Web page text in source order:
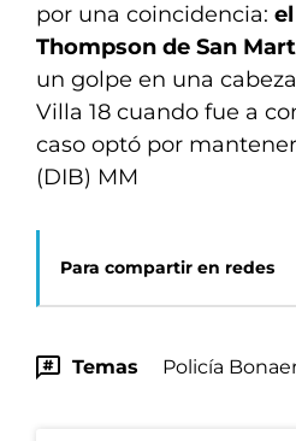
por una coincidencia:
Thompson de San
un golpe en una
Villa 18 cuando fue a
caso optó por
(DIB) MM
Para compartir en redes
Temas Policía